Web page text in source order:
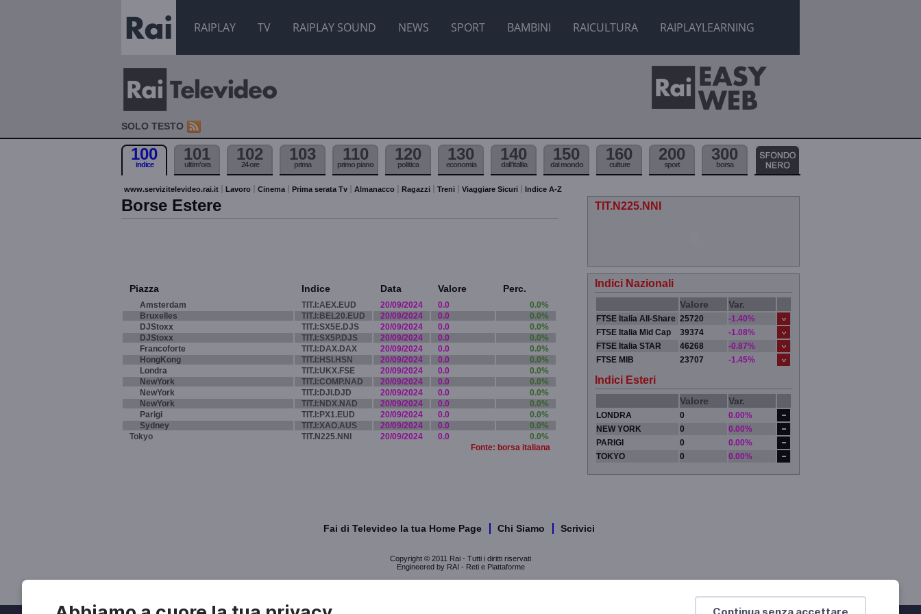
RAIPLAY TV RAIPLAY SOUND NEWS SPORT BAMBINI RAICULTURA RAIPLAYLEARNING
Continua senza accettare
SOLO TESTO
100
indice
101
ultim'ora
102
24 ore
103
prima
110
primo piano
120
politica
130
economia
140
dall'itallia
150
dal mondo
160
culture
200
sport
300
borsa
www.servizitelevideo.rai.it Lavoro Cinema Prima serata Tv Almanacco Ragazzi Treni Viaggiare Sicuri Indice A-Z
Borse Estere
Piazza Indice Data Valore Perc.
Amsterdam TIT.I:AEX.EUD 20/09/2024 0.0
0.0%
Bruxelles
TIT.I:BEL20.EUD 20/09/2024 0.0
0.0%
DJStoxx
TIT.I:SX5E.DJS 20/09/2024 0.0
0.0%
DJStoxx
TIT.I:SX5P.DJS 20/09/2024 0.0
0.0%
Francoforte
TIT.I:DAX.DAX 20/09/2024 0.0
0.0%
HongKong
TIT.I:HSI.HSN 20/09/2024 0.0
0.0%
Londra
TIT.I:UKX.FSE 20/09/2024 0.0
0.0%
NewYork
TIT.I:COMP.NAD 20/09/2024 0.0
0.0%
NewYork
TIT.I:DJI.DJD 20/09/2024 0.0
0.0%
NewYork
TIT.I:NDX.NAD 20/09/2024 0.0
0.0%
Parigi
TIT.I:PX1.EUD 20/09/2024 0.0
0.0%
Sydney
TIT.I:XAO.AUS 20/09/2024 0.0
0.0%
Tokyo
TIT.N225.NNI 20/09/2024 0.0
0.0%
Fonte: borsa italiana
TIT.N225.NNI
Indici Nazionali
Valore Var.
FTSE Italia All-Share 25720
-1.40%
FTSE Italia Mid Cap
39374
-1.08%
FTSE Italia STAR
46268
-0.87%
FTSE MIB
23707 -1.45%
Indici Esteri
Valore Var.
LONDRA 0
0.00%
NEW YORK
0
0.00%
PARIGI
0
0.00%
TOKYO
0 0.00%
Fai di Televideo la tua Home Page Chi Siamo Scrivici
Copyright © 2011 Rai - Tutti i diritti riservati
Engineered by RAI - Reti e Piattaforme